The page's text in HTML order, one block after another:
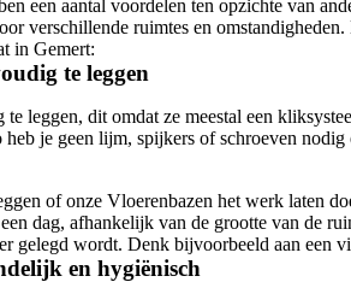
een aantal voordelen ten opzichte van
verschillende ruimtes en
in Gemert:
te leggen
leggen, dit omdat ze meestal een
je geen lijm, spijkers of schroeven
of onze Vloerenbazen het werk laten
dag, afhankelijk van de grootte van de
gelegd wordt. Denk bijvoorbeeld aan een
en hygiënisch